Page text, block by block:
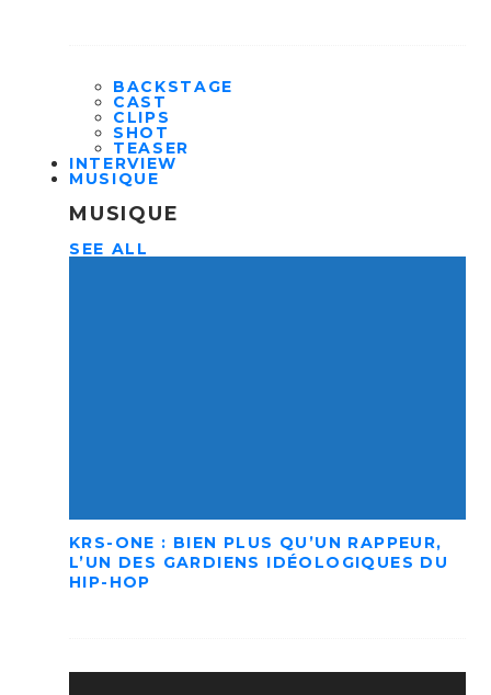
BACKSTAGE
CAST
CLIPS
SHOT
TEASER
INTERVIEW
MUSIQUE
MUSIQUE
SEE ALL
KRS-ONE : BIEN PLUS QU’UN RAPPEUR,
L’UN DES GARDIENS IDÉOLOGIQUES DU
HIP-HOP